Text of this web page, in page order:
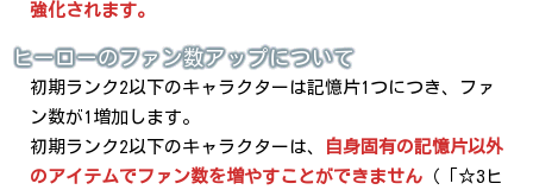
強化されます。
ヒーローのファン数アップについて
初期ランク2以下のキャラクターは記憶片1つにつき、ファ
ン数が1増加します。
初期ランク2以下のキャラクターは、
自身固有の記憶片以外
のアイテムでファン数を増やすことができません （「☆3ヒ